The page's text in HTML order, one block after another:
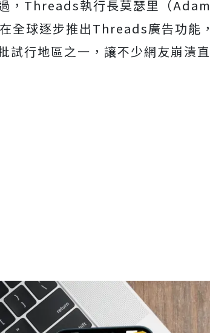
，Threads執行長莫瑟里（Adam
全球逐步推出Threads廣告功能，
試行地區之一，讓不少網友崩潰直